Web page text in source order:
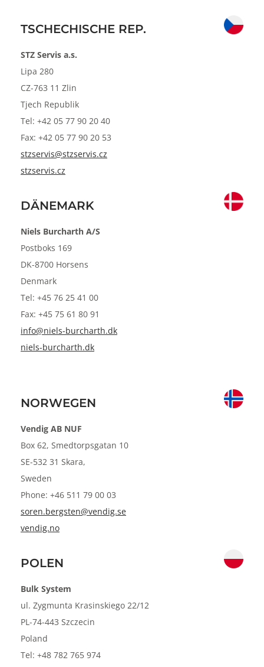
TSCHECHISCHE REP.
STZ Servis a.s.
Lipa 280
CZ-763 11 Zlin
Tjech Republik
Tel: +42 05 77 90 20 40
Fax: +42 05 77 90 20 53
stzservis@stzservis.cz
stzservis.cz
DÄNEMARK
Niels Burcharth A/S
Postboks 169
DK-8700 Horsens
Denmark
Tel: +45 76 25 41 00
Fax: +45 75 61 80 91
info@niels-burcharth.dk
niels-burcharth.dk
NORWEGEN
Vendig AB NUF
Box 62, Smedtorpsgatan 10
SE-532 31 Skara,
Sweden
Phone: +46 511 79 00 03
soren.bergsten@vendig.se
vendig.no
POLEN
Bulk System
ul. Zygmunta Krasinskiego 22/12
PL-74-443 Szczecin
Poland
Tel: +48 782 765 974